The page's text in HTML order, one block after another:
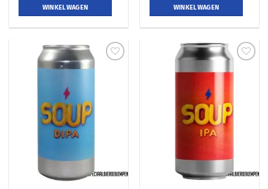
WINKELWAGEN
WINKELWAGEN